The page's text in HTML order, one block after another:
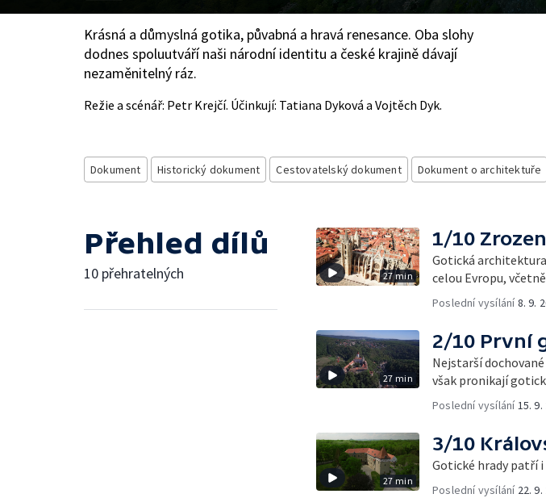
Krásná a důmyslná gotika, půvabná a hravá renesance. Oba slohy
dodnes spoluutváří naši národní identitu a české krajině dávají
nezaměnitelný ráz.
Režie a scénář: Petr Krejčí. Účinkují: Tatiana Dyková a Vojtěch Dyk.
Dokument Historický dokument Cestovatelský dokument Dokument o architektuře
Přehled dílů
10 přehratelných 27 min
1/10
Gotická
celou Evropu, včetně
Poslední vysílání8. 9.
27 min
2/10 První
Nejstarší
však pronikají
Poslední vysílání15. 9.
27 min
3/10
Gotické hrady patří
Poslední vysílání 22.